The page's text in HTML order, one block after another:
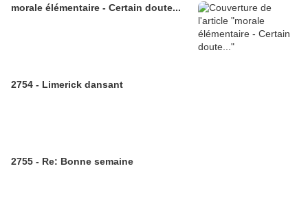
morale élémentaire - Certain doute...
2754 - Limerick dansant
2755 - Re: Bonne semaine